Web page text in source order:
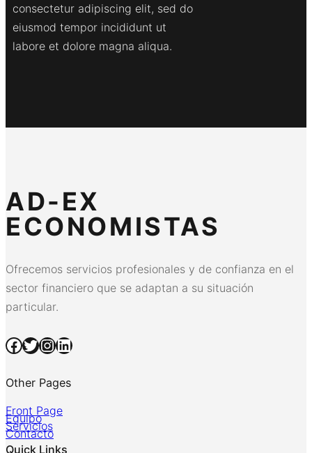
consectetur adipiscing elit, sed do
eiusmod tempor incididunt ut
labore et dolore magna aliqua.
AD-EX
ECONOMISTAS
Ofrecemos servicios profesionales y de confianza en el
sector financiero que se adaptan a su situación
particular.
Facebook Twitter InstagramLinkedIn
Other Pages
Front Page
Equipo
Servicios
Contacto
Quick Links